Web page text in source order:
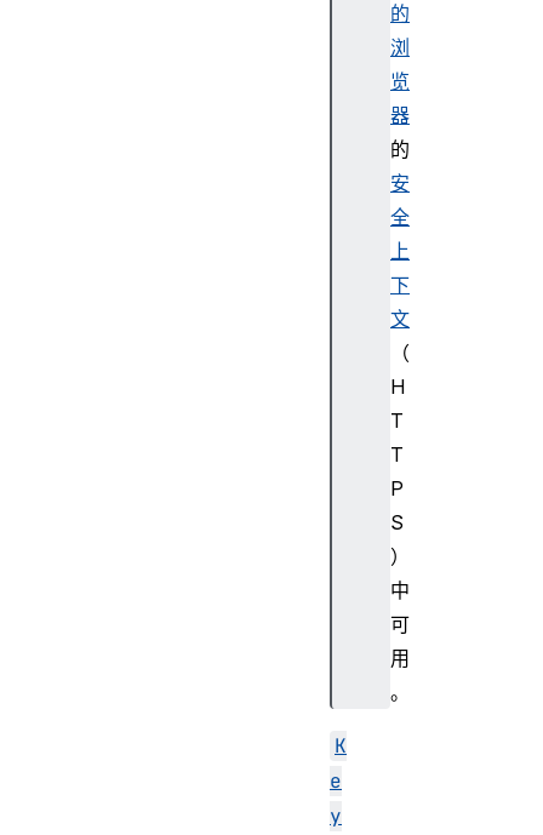
的
浏
览
器
的
安
全
上
下
文
（
H
T
T
P
S
）
中
可
用
。
K
e
y